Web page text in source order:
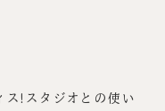
ス!スタジオとの使い